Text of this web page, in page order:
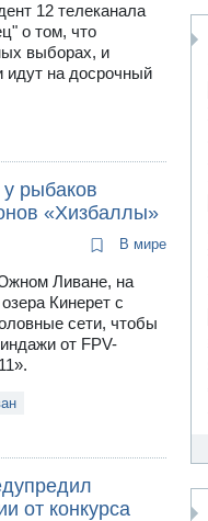
12 телеканала
о том, что
выборах, и
идут на досрочный
рыбаков
«Хизбаллы»
В мире
Ливане, на
Кинерет с
сети, чтобы
от FPV-
от конкурса